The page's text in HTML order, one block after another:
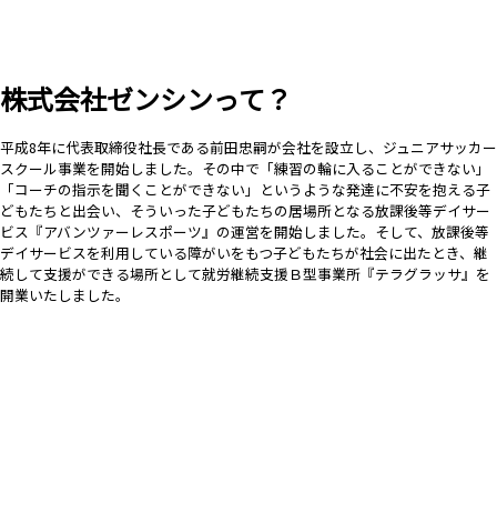
株式会社ゼンシンって？
平成8年に代表取締役社長である前田忠嗣が会社を設立し、ジュニアサッカー
スクール事業を開始しました。その中で「練習の輪に入ることができない」
「コーチの指示を聞くことができない」というような発達に不安を抱える子
どもたちと出会い、そういった子どもたちの居場所となる放課後等デイサー
ビス『アバンツァーレスポーツ』の運営を開始しました。そして、放課後等
デイサービスを利用している障がいをもつ子どもたちが社会に出たとき、継
続して支援ができる場所として就労継続支援Ｂ型事業所『テラグラッサ』を
開業いたしました。